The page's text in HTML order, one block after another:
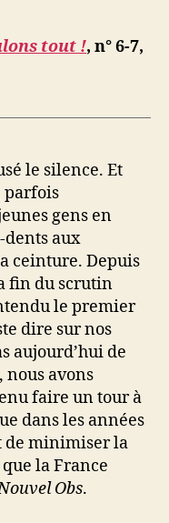
ji
tout !, n° 6-7,
le silence. Et
parfois
gens en
aux
ceinture. Depuis
fin du scrutin
le premier
dire sur nos
aujourd’hui de
nous avons
faire un tour à
dans les années
de minimiser la
la France
Obs.